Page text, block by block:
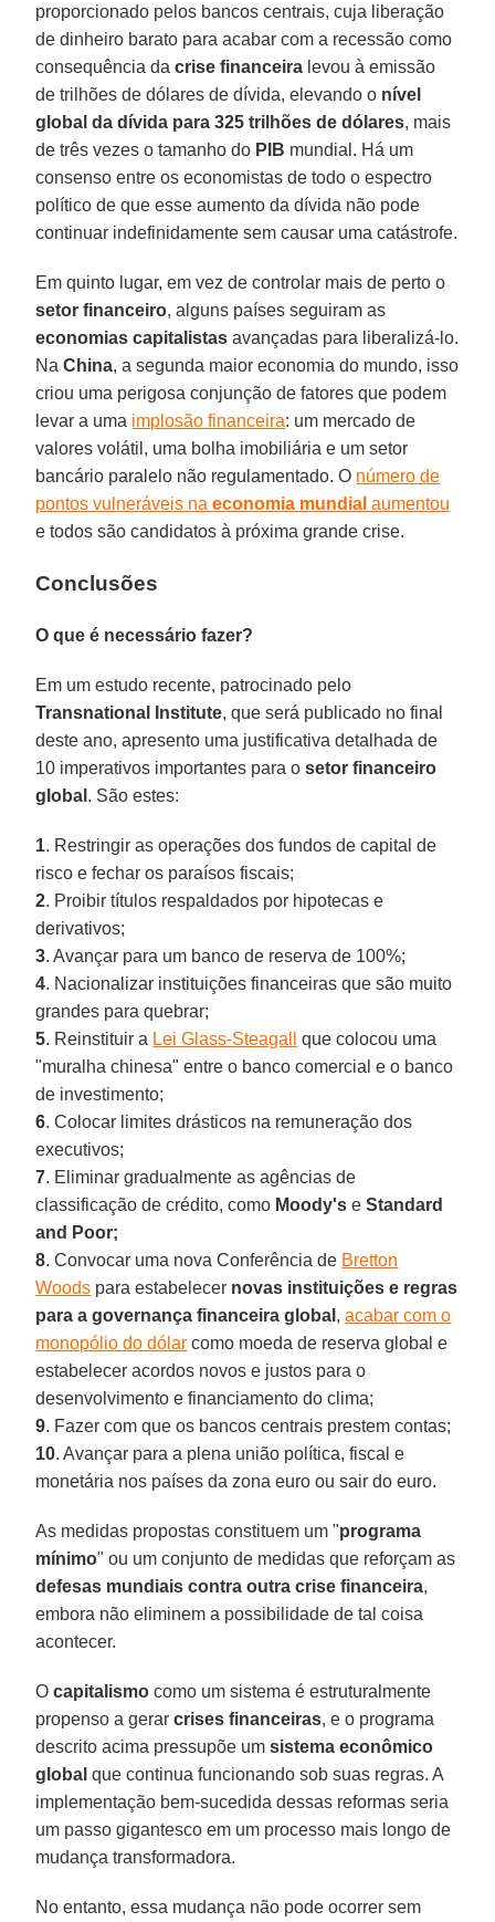
proporcionado pelos bancos centrais, cuja liberação
de dinheiro barato para acabar com a recessão como
consequência dacrise financeira levou à emissão
de trilhões de dólares de dívida, elevando o nível
global da dívida para 325 trilhões de dólares, mais
de três vezes o tamanho do PIB mundial. Há um
consenso entre os economistas de todo o espectro
político de que esse aumento da dívida não pode
continuar indefinidamente sem causar uma catástrofe.
Em quinto lugar, em vez de controlar mais de perto o
setor financeiro, alguns países seguiram as
economias capitalistas avançadas para liberalizá-lo.
NaChina, a segunda maior economia do mundo, isso
criou uma perigosa conjunção de fatores que podem
levar a uma implosão financeira: um mercado de
valores volátil, uma bolha imobiliária e um setor
bancário paralelo não regulamentado. O número de
pontos vulneráveis naeconomia mundial aumentou
e todos são candidatos à próxima grande crise.
Conclusões
O que é necessário fazer?
Em um estudo recente, patrocinado pelo
Transnational Institute, que será publicado no final
deste ano, apresento uma justificativa detalhada de
10 imperativos importantes para osetor financeiro
global . São estes:
1. Restringir as operações dos fundos de capital de
risco e fechar os paraísos fiscais;
2. Proibir títulos respaldados por hipotecas e
derivativos;
3. Avançar para um banco de reserva de 100%;
4. Nacionalizar instituições financeiras que são muito
grandes para quebrar;
5. Reinstituir a Lei Glass-Steagall
que colocou uma
"muralha chinesa" entre o banco comercial e o banco
de investimento;
6. Colocar limites drásticos na remuneração dos
executivos;
7. Eliminar gradualmente as agências de
classificação de crédito, como Moody's eStandard
and Poor;
8. Convocar uma nova Conferência de Bretton
Woods para estabelecer novas instituições e regras
para a governança financeira global ,acabar com o
monopólio do dólar como moeda de reserva global e
estabelecer acordos novos e justos para o
desenvolvimento e financiamento do clima;
9. Fazer com que os bancos centrais prestem contas;
10. Avançar para a plena união política, fiscal e
monetária nos países da zona euro ou sair do euro.
As medidas propostas constituem um "programa
mínimo" ou um conjunto de medidas que reforçam as
defesas mundiais contra outra crise financeira,
embora não eliminem a possibilidade de tal coisa
acontecer.
Ocapitalismo como um sistema é estruturalmente
propenso a gerarcrises financeiras, e o programa
descrito acima pressupõe umsistema econômico
global que continua funcionando sob suas regras. A
implementação bem-sucedida dessas reformas seria
um passo gigantesco em um processo mais longo de
mudança transformadora.
No entanto, essa mudança não pode ocorrer sem